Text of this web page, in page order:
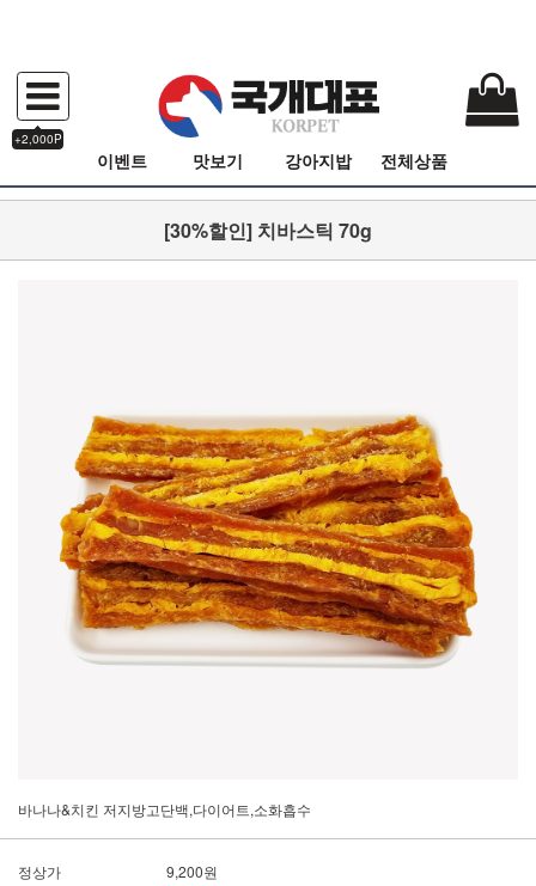
+2,000P
이벤트 맛보기 강아지밥 전체상품
[30%할인] 치바스틱 70g
바나나&치킨 저지방고단백,다이어트,소화흡수
정상가
9,200원